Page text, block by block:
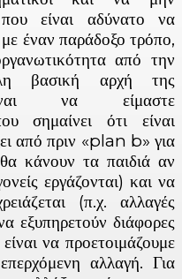
είναι αδύνατο να
έναν παράδοξο τρόπο,
από την
βασική αρχή της
να είμαστε
σημαίνει ότι είναι
από πριν «plan b» για
κάνουν τα παιδιά αν
εργάζονται) και να
(π.χ. αλλαγές
εξυπηρετούν διάφορες
να προετοιμάζουμε
αλλαγή. Για